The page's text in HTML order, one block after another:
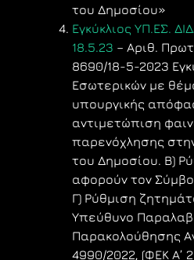
του Δημοσίου»
Εγκύκλιος ΥΠ.ΕΣ.
18.5.23 – Αριθ.
8690/18-5-2023
Εσωτερικών με
υπουργικής
αντιμετώπιση
παρενόχλησης
του Δημοσίου. Β)
αφορούν τον
Γ) Ρύθμιση
Υπεύθυνο
Παρακολούθησης
4990/2022, (ΦΕΚ Α’